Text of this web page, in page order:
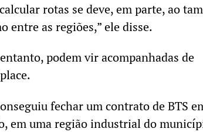
rotas se deve, em parte, ao
entre as regiões,” ele disse.
podem vir acompanhadas de
fechar um contrato de BTS
em uma região industrial do